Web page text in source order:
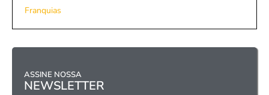
Franquias
ASSINE NOSSA
NEWSLETTER